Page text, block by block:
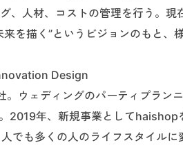
、人材、コストの管理を行う。現
を描く”というビジョンのもと、
Design
ウェディングのパーティプラン
2019年、新規事業としてhaishop
でも多くの人のライフスタイルに